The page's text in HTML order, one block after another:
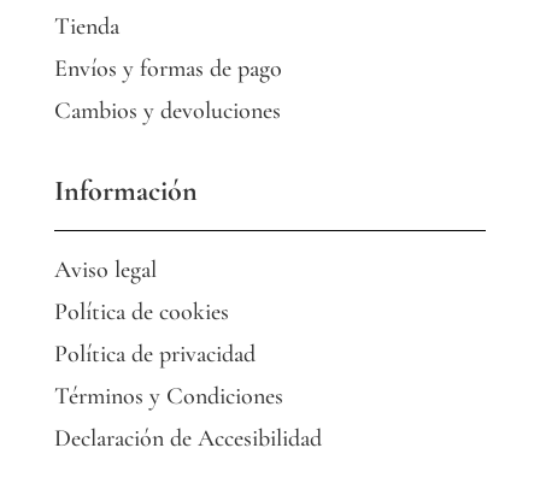
Tienda
Envíos y formas de pago
Cambios y devoluciones
Información
Aviso legal
Política de cookies
Política de privacidad
Términos y Condiciones
Declaración de Accesibilidad